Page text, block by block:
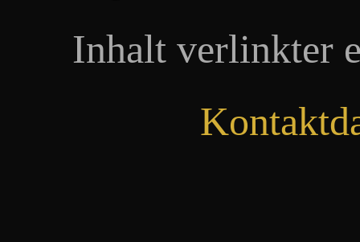
Inhalt verlinkter